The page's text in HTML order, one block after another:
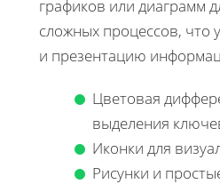
графиков или диаграмм
сложных процессов, что
и презентацию
Цветовая
выделения
Иконки для
Рисунки и